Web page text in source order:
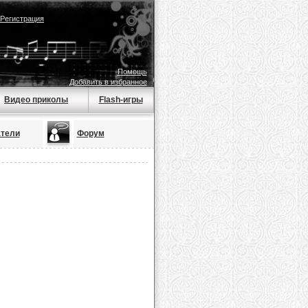
Регистрация
Помощь
Добавить в избранное
Видео приколы Flash-игры
Форум